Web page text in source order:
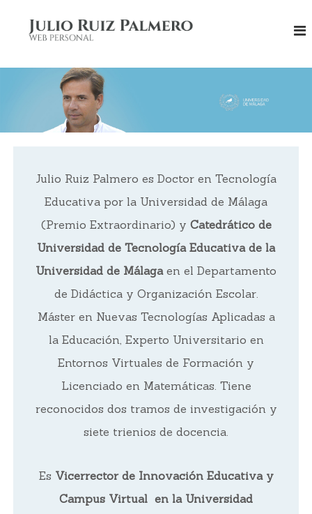
i
R
l
m
e
r
o
e
s
o
a
Julio Ruiz Palmero es Doctor en Tecnología
Educativa por la Universidad de Málaga
(Premio Extraordinario) y Catedrático de
Universidad de Tecnología Educativa de la
Universidad de Málagaen el Departamento
de Didáctica y Organización Escolar.
Máster en Nuevas Tecnologías Aplicadas a
la Educación, Experto Universitario en
Entornos Virtuales de Formación y
Licenciado en Matemáticas. Tiene
reconocidos dos tramos de investigación y
siete trienios de docencia.
Es Vicerrector de Innovación Educativa y
Campus Virtual en la Universidad